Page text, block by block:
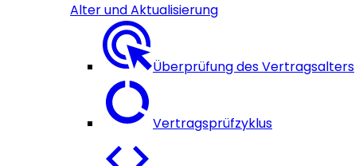
Alter und Aktualisierung
Überprüfung des Vertragsalters
Vertragsprüfzyklus